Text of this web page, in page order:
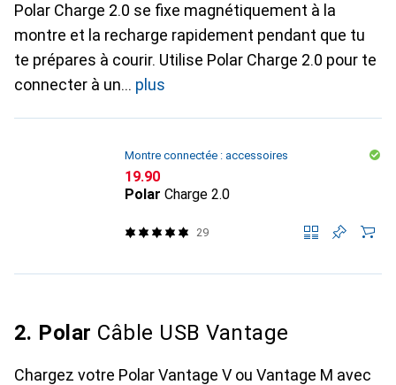
Polar Charge 2.0 se fixe magnétiquement à la
montre et la recharge rapidement pendant que tu
te prépares à courir. Utilise Polar Charge 2.0 pour te
connecter à un
plus
Montre connectée : accessoires
CHF
19.90
Polar Charge 2.0
29
2. Polar Câble USB Vantage
Chargez votre Polar Vantage V ou Vantage M avec